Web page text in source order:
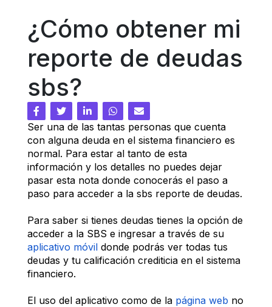
¿Cómo obtener mi
reporte de deudas
sbs?
Ser una de las tantas personas que cuenta
con alguna deuda en el sistema financiero es
normal. Para estar al tanto de esta
información y los detalles no puedes dejar
pasar esta nota donde conocerás el paso a
paso para acceder a la sbs reporte de deudas.
Para saber si tienes deudas tienes la opción de
aplicativo móvil donde podrás ver todas tus
deudas y tu calificación crediticia en el sistema
financiero.
El uso del aplicativo como de la página web no